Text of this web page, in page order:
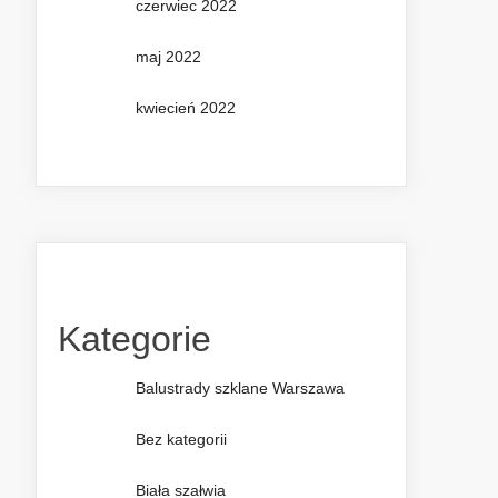
czerwiec 2022
maj 2022
kwiecień 2022
Kategorie
Balustrady szklane Warszawa
Bez kategorii
Biała szałwia